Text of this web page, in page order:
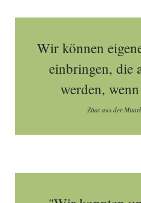
Wir können
einbringen, die
werden,
Zitat aus der